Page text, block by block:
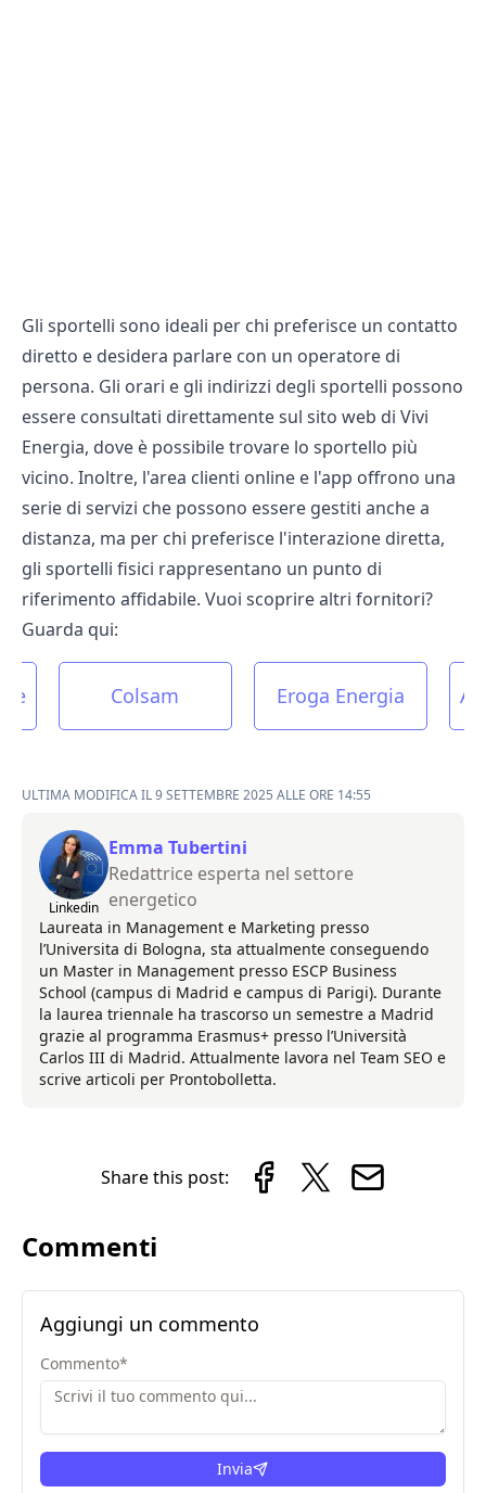
Gli sportelli sono ideali per chi preferisce un contatto
diretto e desidera parlare con un operatore di
persona. Gli orari e gli indirizzi degli sportelli possono
essere consultati direttamente sul sito web di Vivi
Energia, dove è possibile trovare lo sportello più
vicino. Inoltre, l'area clienti online e l'app offrono una
serie di servizi che possono essere gestiti anche a
distanza, ma per chi preferisce l'interazione diretta,
gli sportelli fisici rappresentano un punto di
riferimento affidabile. Vuoi scoprire altri fornitori?
Guarda qui:
Colsam Eroga Energia
ULTIMA MODIFICA IL 9 SETTEMBRE 2025 ALLE ORE 14:55
Linkedin
Emma Tubertini
Redattrice esperta nel settore
energetico
Laureata in Management e Marketing presso
l’Universita di Bologna, sta attualmente conseguendo
un Master in Management presso ESCP Business
School (campus di Madrid e campus di Parigi). Durante
la laurea triennale ha trascorso un semestre a Madrid
grazie al programma Erasmus+ presso l’Università
Carlos III di Madrid. Attualmente lavora nel Team SEO e
scrive articoli per Prontobolletta.
Share this post:
Commenti
Aggiungi un commento
Commento*
Invia